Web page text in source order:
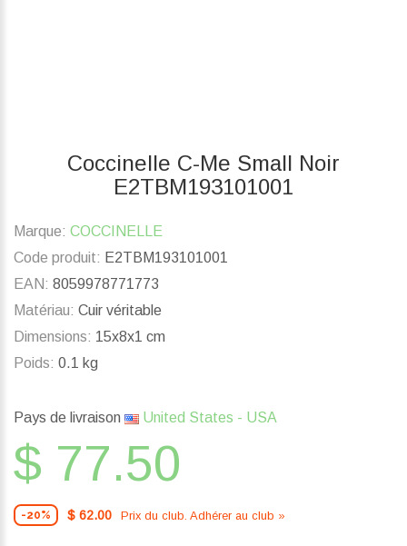
Coccinelle C-Me Small Noir
E2TBM193101001
Marque: COCCINELLE
Code produit: E2TBM193101001
EAN: 8059978771773
Matériau: Cuir véritable
Dimensions: 15x8x1 cm
Poids: 0.1 kg
Pays de livraison United States - USA
$ 77.50
-20% $ 62.00 Prix ​​du club. Adhérer au club »